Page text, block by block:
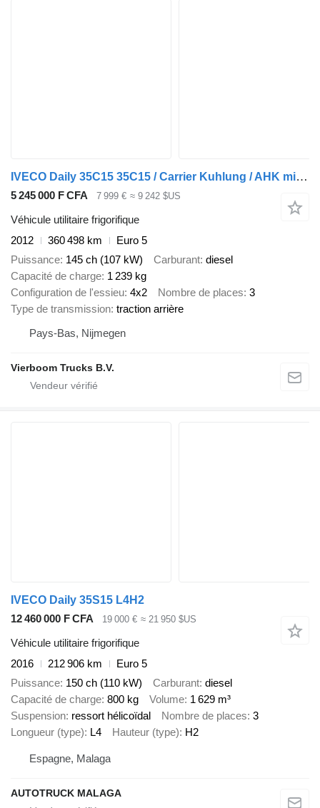
IVECO Daily 35C15 35C15 / Carrier Kuhlung / AHK mit luft / TUV bis 12-
5 245 000 F CFA 7 999 € ≈ 9 242 $US
Véhicule utilitaire frigorifique
2012
360 498 km
Euro 5
Puissance 145 ch (107 kW) Carburant diesel
Capacité de charge 1 239 kg
Configuration de l'essieu 4x2 Nombre de places 3
Type de transmission traction arrière
Pays-Bas, Nijmegen
Vierboom Trucks B.V.
IVECO Daily 35S15 L4H2
12 460 000 F CFA
19 000 € ≈ 21 950 $US
Véhicule utilitaire frigorifique
2016
212 906 km
Euro 5
Puissance 150 ch (110 kW) Carburant diesel
Capacité de charge 800 kg Volume 1 629 m³
Suspension ressort hélicoïdal Nombre de places 3
Longueur (type) L4 Hauteur (type) H2
Espagne, Malaga
AUTOTRUCK MALAGA